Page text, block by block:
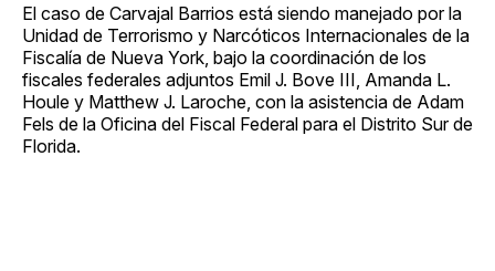
El caso de Carvajal Barrios está siendo manejado por la
Unidad de Terrorismo y Narcóticos Internacionales de la
Fiscalía de Nueva York, bajo la coordinación de los
fiscales federales adjuntos Emil J. Bove III, Amanda L.
Houle y Matthew J. Laroche, con la asistencia de Adam
Fels de la Oficina del Fiscal Federal para el Distrito Sur de
Florida.